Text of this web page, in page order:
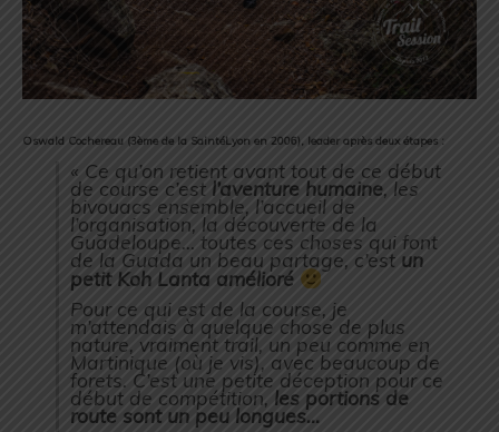
Oswald Cochereau (3ème de la SaintéLyon en 2006), leader après deux étapes :
« Ce qu’on retient avant tout de ce début
de course c’est l’aventure humaine, les
bivouacs ensemble, l’accueil de
l’organisation, la découverte de la
Guadeloupe… toutes ces choses qui font
de la Guada un beau partage, c’est un
petit Koh Lanta amélioré
Pour ce qui est de la course, je
m’attendais à quelque chose de plus
nature, vraiment trail, un peu comme en
Martinique (où je vis), avec beaucoup de
forets. C’est une petite déception pour ce
début de compétition, les portions de
route sont un peu longues…